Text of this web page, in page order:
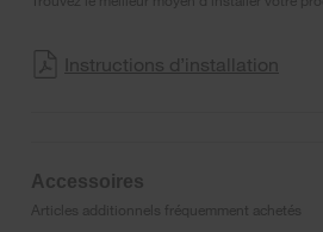
Instructions d’installation
Accessoires
Articles additionnels fréquemment achetés